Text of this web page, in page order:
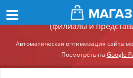
Демонстрационный сайт
(филиалы и
Автоматическая оптимизация сайта
Посмотреть на Google